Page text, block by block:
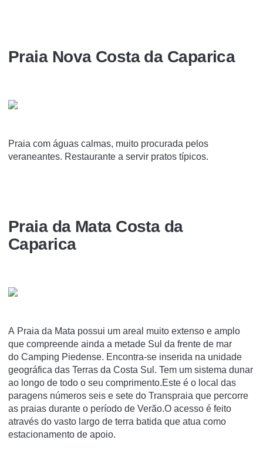
Praia Nova Costa da Caparica
Praia com águas calmas, muito procurada pelos
veraneantes. Restaurante a servir pratos típicos.
Praia da Mata Costa da
Caparica
A Praia da Mata possui um areal muito extenso e amplo
que compreende ainda a metade Sul da frente de mar
do Camping Piedense. Encontra-se inserida na unidade
geográfica das Terras da Costa Sul. Tem um sistema dunar
ao longo de todo o seu comprimento.Este é o local das
paragens números seis e sete do Transpraia que percorre
as praias durante o período de Verão.O acesso é feito
através do vasto largo de terra batida que atua como
estacionamento de apoio.